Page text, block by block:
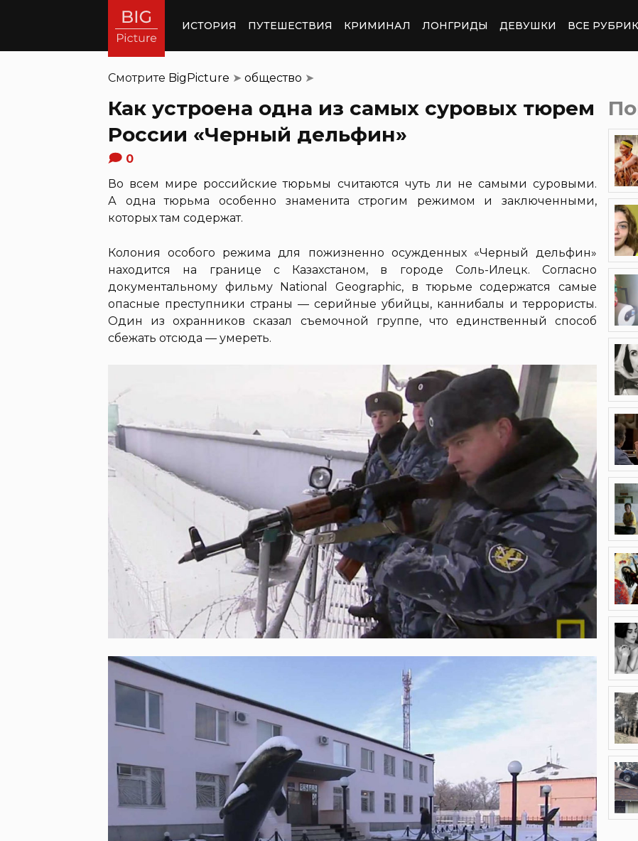
ИСТОРИЯ ПУТЕШЕСТВИЯ КРИМИНАЛ ЛОНГРИДЫ ДЕВУШКИ ВСЕ
Смотрите BigPicture ➤ общество ➤
Как устроена одна из самых суровых тюрем
России «Черный дельфин»
0
Во всем мире российские тюрьмы считаются чуть ли не самыми суровыми.
А одна тюрьма особенно знаменита строгим режимом и заключенными,
которых там содержат.
Колония особого режима для пожизненно осужденных «Черный дельфин»
находится на границе с Казахстаном, в городе Соль-Илецк. Согласно
документальному фильму National Geographic, в тюрьме содержатся самые
опасные преступники страны — серийные убийцы, каннибалы и террористы.
Один из охранников сказал съемочной группе, что единственный способ
сбежать отсюда — умереть.